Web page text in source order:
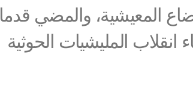
المعيشية، والمضي قدما
المليشيات الحوثية